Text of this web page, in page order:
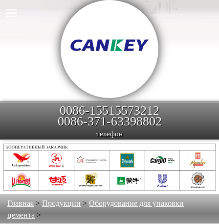
0086-15515573212
0086-371-63398802
телефон
Главная > Продукции > Оборудование для упаковки
цемента >